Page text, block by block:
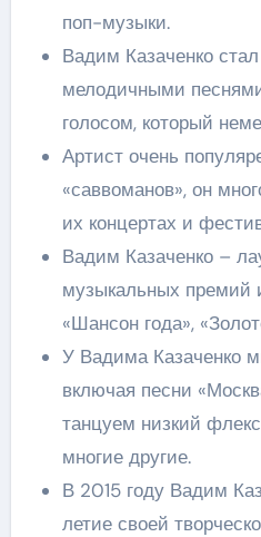
поп-музыки.
Вадим Казаченко
мелодичными
голосом, который
Артист очень
«саввоманов», он
их концертах и
Вадим Казаченко –
музыкальных премий
«Шансон года»,
У Вадима Казаченко
включая песни
танцуем низкий
многие другие.
В 2015 году Вадим
летие своей